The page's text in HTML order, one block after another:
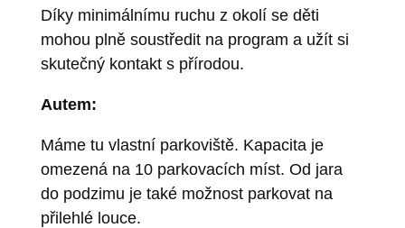
Díky minimálnímu ruchu z okolí se děti
mohou plně soustředit na program a užít si
skutečný kontakt s přírodou.
Autem:
Máme tu vlastní parkoviště. Kapacita je
omezená na 10 parkovacích míst. Od jara
do podzimu je také možnost parkovat na
přilehlé louce.